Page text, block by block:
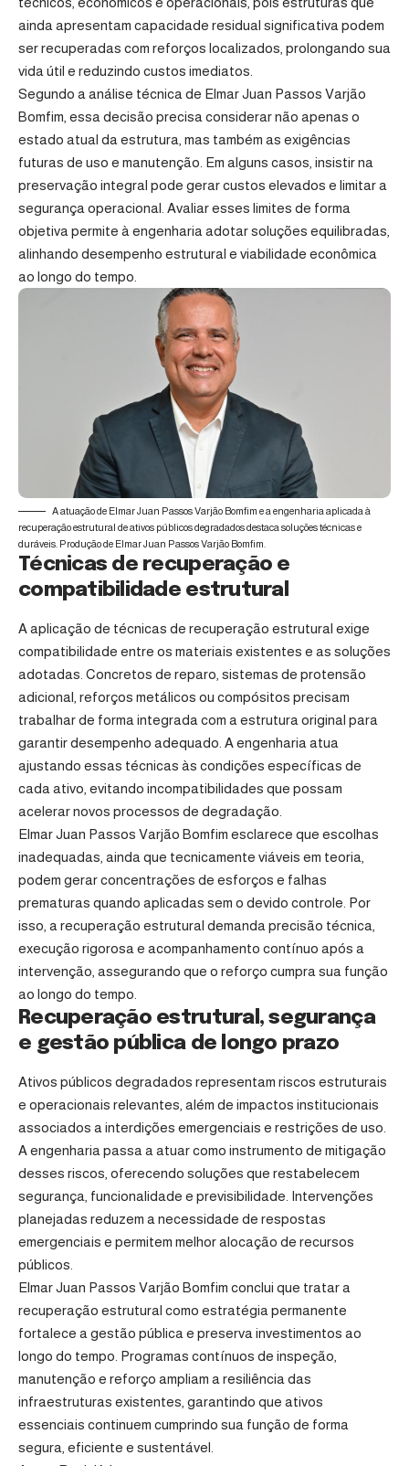
ainda apresentam capacidade residual significativa podem
ser recuperadas com reforços localizados, prolongando sua
vida útil e reduzindo custos imediatos.
Segundo a análise técnica de Elmar Juan Passos Varjão
Bomfim, essa decisão precisa considerar não apenas o
estado atual da estrutura, mas também as exigências
futuras de uso e manutenção. Em alguns casos, insistir na
preservação integral pode gerar custos elevados e limitar a
segurança operacional. Avaliar esses limites de forma
objetiva permite à engenharia adotar soluções equilibradas,
alinhando desempenho estrutural e viabilidade econômica
ao longo do tempo.
A atuação de Elmar Juan Passos Varjão Bomfim e a engenharia aplicada à
recuperação estrutural de ativos públicos degradados destaca soluções técnicas e
duráveis. Produção de Elmar Juan Passos Varjão Bomfim.
Técnicas de recuperação e
compatibilidade estrutural
A aplicação de técnicas de recuperação estrutural exige
compatibilidade entre os materiais existentes e as soluções
adotadas. Concretos de reparo, sistemas de protensão
adicional, reforços metálicos ou compósitos precisam
trabalhar de forma integrada com a estrutura original para
garantir desempenho adequado. A engenharia atua
ajustando essas técnicas às condições específicas de
cada ativo, evitando incompatibilidades que possam
acelerar novos processos de degradação.
Elmar Juan Passos Varjão Bomfim esclarece que escolhas
inadequadas, ainda que tecnicamente viáveis em teoria,
podem gerar concentrações de esforços e falhas
prematuras quando aplicadas sem o devido controle. Por
isso, a recuperação estrutural demanda precisão técnica,
execução rigorosa e acompanhamento contínuo após a
intervenção, assegurando que o reforço cumpra sua função
ao longo do tempo.
Recuperação estrutural, segurança
e gestão pública de longo prazo
Ativos públicos degradados representam riscos estruturais
e operacionais relevantes, além de impactos institucionais
associados a interdições emergenciais e restrições de uso.
A engenharia passa a atuar como instrumento de mitigação
desses riscos, oferecendo soluções que restabelecem
segurança, funcionalidade e previsibilidade. Intervenções
planejadas reduzem a necessidade de respostas
emergenciais e permitem melhor alocação de recursos
públicos.
Elmar Juan Passos Varjão Bomfim conclui que tratar a
recuperação estrutural como estratégia permanente
fortalece a gestão pública e preserva investimentos ao
longo do tempo. Programas contínuos de inspeção,
manutenção e reforço ampliam a resiliência das
infraestruturas existentes, garantindo que ativos
essenciais continuem cumprindo sua função de forma
segura, eficiente e sustentável.